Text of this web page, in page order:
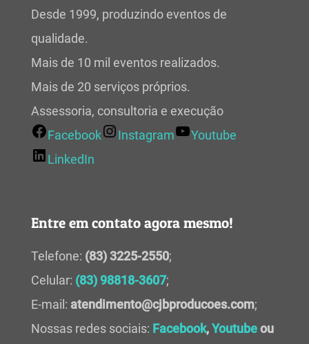
Desde 1999, produzindo eventos de
qualidade.
Mais de 10 mil eventos realizados.
Mais de 20 serviços próprios.
Assessoria, consultoria e execução
Facebook
Instagram
Youtube
LinkedIn
Entre em contato agora mesmo!
Telefone: (83) 3225-2550;
Celular: (83) 98818-3607;
E-mail: atendimento@cjbproducoes.com;
Nossas redes sociais: Facebook,Youtubeou